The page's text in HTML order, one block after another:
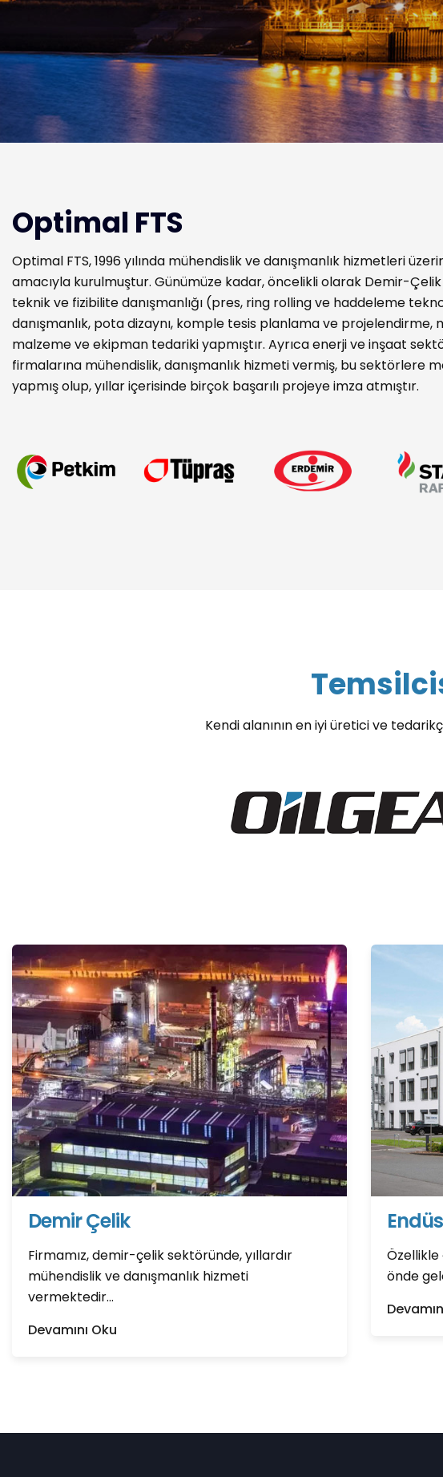
Optimal FTS
Optimal FTS, 1996 yılında mühendislik ve danışmanlık hizmetleri
amacıyla kurulmuştur. Günümüze kadar, öncelikli olarak Demir-
teknik ve fizibilite danışmanlığı (pres, ring rolling ve haddeleme
danışmanlık, pota dizaynı, komple tesis planlama ve projelendirme,
malzeme ve ekipman tedariki yapmıştır. Ayrıca enerji ve inşaat
firmalarına mühendislik, danışmanlık hizmeti vermiş, bu sektörlere
yapmış olup, yıllar içerisinde birçok başarılı projeye imza atmıştır.
Kendi alanının en iyi üretici ve
Demir Çelik
Firmamız, demir-çelik sektöründe, yıllardır
mühendislik ve danışmanlık hizmeti
vermektedir...
Devamını Oku
önde